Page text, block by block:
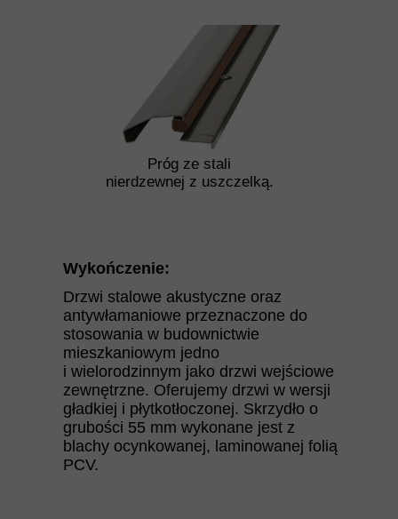
Próg ze stali
nierdzewnej z uszczelką.
Drzwi stalowe akustyczne oraz
antywłamaniowe przeznaczone do
stosowania w budownictwie
mieszkaniowym jedno
i wielorodzinnym jako drzwi wejściowe
zewnętrzne. Oferujemy drzwi w wersji
gładkiej i płytkotłoczonej. Skrzydło o
grubości 55 mm wykonane jest z
blachy ocynkowanej, laminowanej folią
PCV.
Wykończenie: